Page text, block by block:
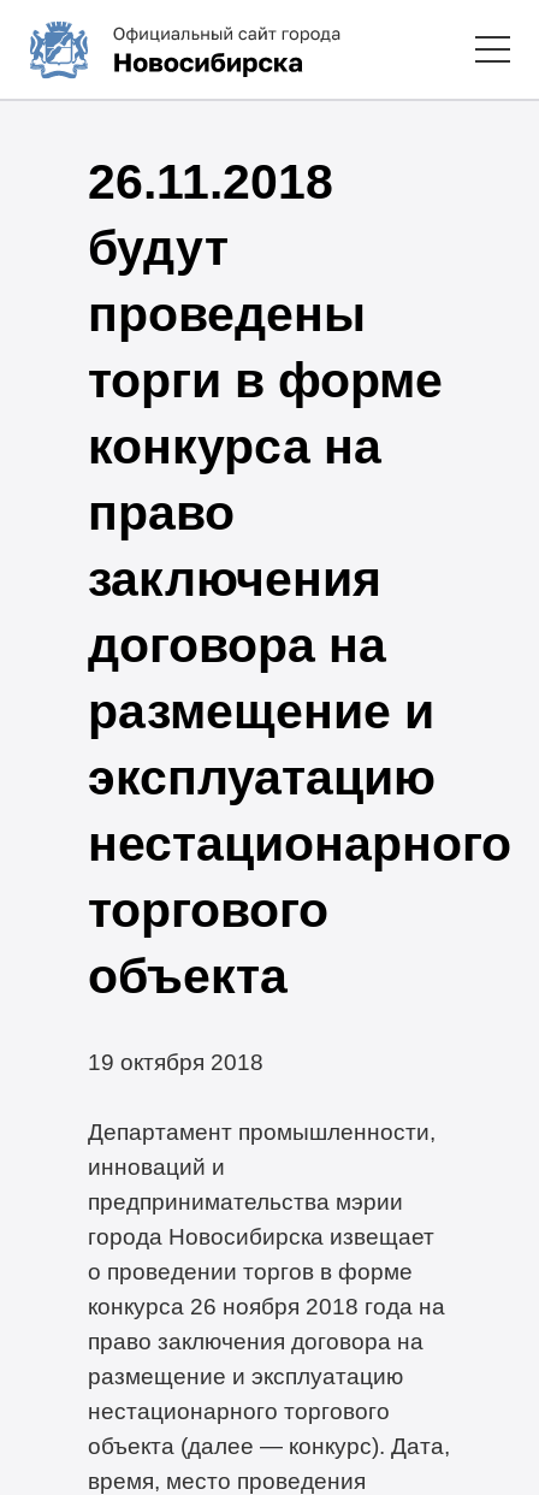
26.11.2018
будут
проведены
торги в форме
конкурса на
право
заключения
договора на
размещение и
эксплуатацию
нестационарного
торгового
объекта
19 октября 2018
Департамент промышленности,
инноваций и
предпринимательства мэрии
города Новосибирска извещает
о проведении торгов в форме
конкурса 26 ноября 2018 года на
право заключения договора на
размещение и эксплуатацию
нестационарного торгового
объекта (далее — конкурс). Дата,
время, место проведения